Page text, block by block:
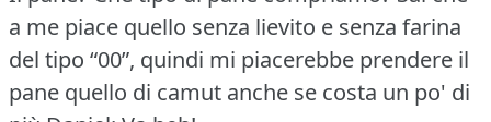
a me piace quello senza lievito e senza farina
del tipo “00”, quindi mi piacerebbe prendere il
pane quello di camut anche se costa un po' di